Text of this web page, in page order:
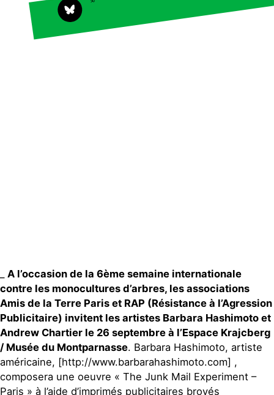
Transmettre tout ou
partie de son
patrimoine
Forêts
A l’occasion de la 6ème semaine internationale
contre les monocultures d’arbres, les associations
Amis de la Terre Paris et RAP (Résistance à l’Agression
Publicitaire) invitent les artistes Barbara Hashimoto et
Andrew Chartier le 26 septembre à l’Espace Krajcberg
/ Musée du Montparnasse. Barbara Hashimoto, artiste
américaine, [http://www.barbarahashimoto.com] ,
composera une oeuvre « The Junk Mail Experiment –
Paris » à l’aide d’imprimés publicitaires broyés